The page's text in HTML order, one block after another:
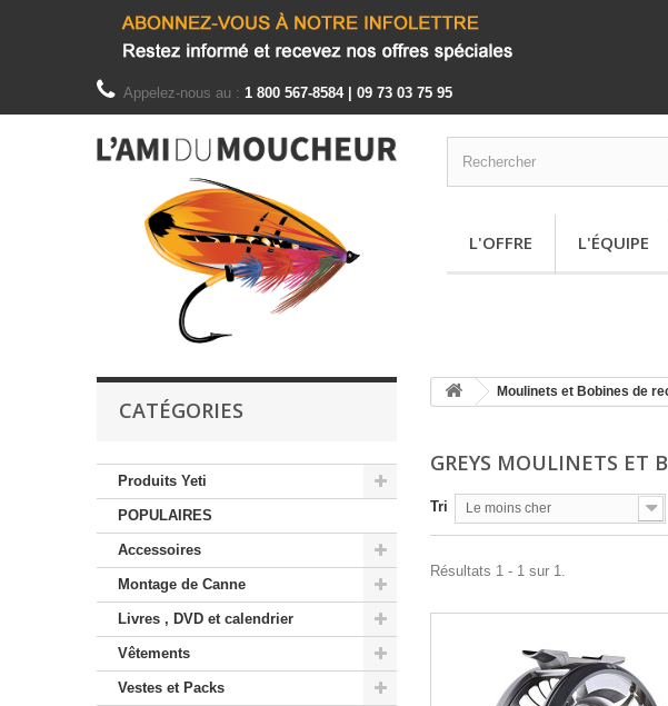
Appelez-nous au : 1 800 567-8584 | 09 73 03 75 95
L'OFFRE L'ÉQUIPE
CATÉGORIES
Produits Yeti
POPULAIRES
Accessoires
Montage de Canne
Livres , DVD et calendrier
Vêtements
Vestes et Packs
Moulinets et Bobines de
GREYS MOULINETS ET
Tri Le moins cher
Résultats 1 - 1 sur 1.